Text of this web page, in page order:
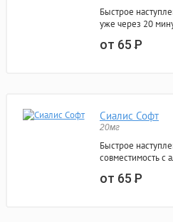
Быстрое
уже через 20
от 65Р
Сиалис Софт
20мг
Быстрое
совместимость с
от 65Р